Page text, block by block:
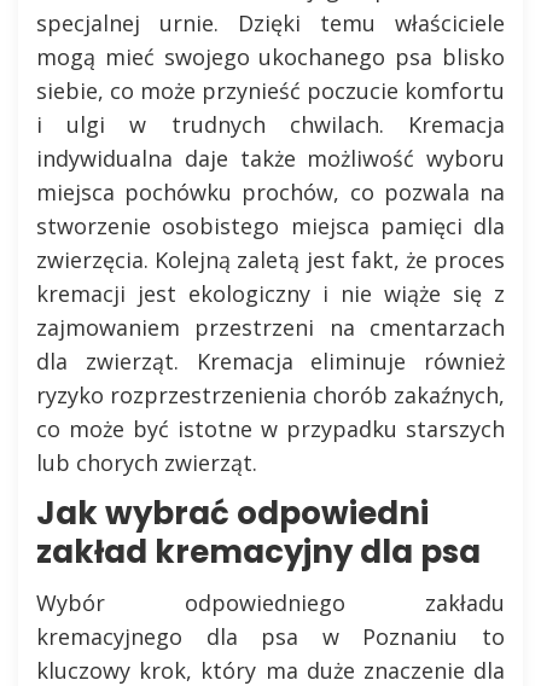
specjalnej urnie. Dzięki temu właściciele
mogą mieć swojego ukochanego psa blisko
siebie, co może przynieść poczucie komfortu
i ulgi w trudnych chwilach. Kremacja
indywidualna daje także możliwość wyboru
miejsca pochówku prochów, co pozwala na
stworzenie osobistego miejsca pamięci dla
zwierzęcia. Kolejną zaletą jest fakt, że proces
kremacji jest ekologiczny i nie wiąże się z
zajmowaniem przestrzeni na cmentarzach
dla zwierząt. Kremacja eliminuje również
ryzyko rozprzestrzenienia chorób zakaźnych,
co może być istotne w przypadku starszych
lub chorych zwierząt.
Jak wybrać odpowiedni
zakład kremacyjny dla psa
Wybór odpowiedniego zakładu
kremacyjnego dla psa w Poznaniu to
kluczowy krok, który ma duże znaczenie dla